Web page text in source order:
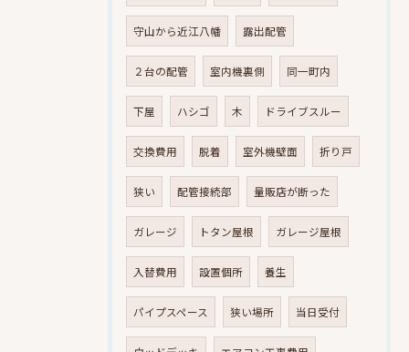
守山から近江八幡 露出配管
２台の配管 室内機裏側 同一町内
下屋 ハシゴ 木 ドライブスルー
交換費用 脱着 室外機壁面 折り戸
狭い 配管接続部 量販店が断った
ガレージ トタン屋根 ガレージ屋根
入替費用 設置個所 養生
パイプスペース 狭い場所 当日受付